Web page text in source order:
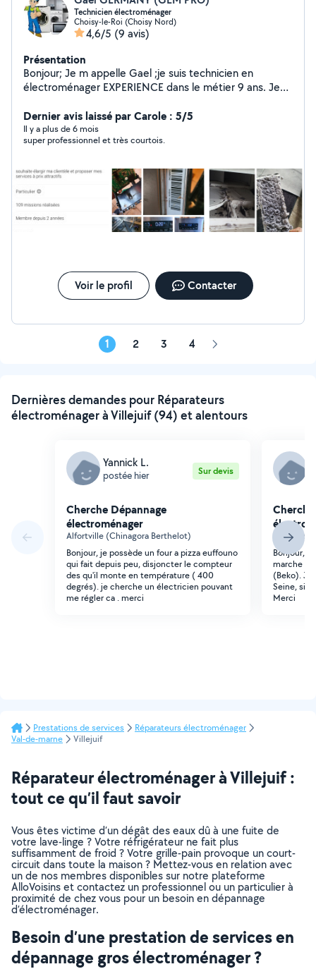
Technicien électroménager
Choisy-le-Roi (Choisy Nord)
4,6/5 (9 avis)
Présentation
Bonjour; Je m appelle Gael ;je suis technicien en
électroménager EXPERIENCE dans le métier 9 ans. Je
...site Web gem-pro réparation électroménager pour
contact Cdlt et A Bientôt pour votre électroménager
Dernier avis laissé par Carole : 5/5
Il y a plus de 6 mois
super professionnel et très courtois.
Voir le profil Contacter
1 2 3 4 Page
Dernières demandes pour Réparateurs
électroménager à Villejuif (94) et alentours
Yannick L.
postée hier Sur devis
Cherche Dépannage
électroménager
Alfortville (Chinagora Berthelot)
Bonjour, je possède un four a pizza euffouno
qui fait depuis peu, disjoncter le compteur
des qu'il monte en température ( 400
degrés). je cherche un électricien pouvant
me régler ca . merci
Vitry-sur-
Bonjour,
marche
(Beko).
Seine, si
Merci
Prestations de services
Réparateurs électroménager
Val-de-marne
Villejuif
Réparateur électroménager à Villejuif :
tout ce qu’il faut savoir
Vous êtes victime d’un dégât des eaux dû à une fuite de
votre lave-linge ? Votre réfrigérateur ne fait plus
suffisamment de froid ? Votre grille-pain provoque un court-
circuit dans toute la maison ? Mettez-vous en relation avec
un de nos membres disponibles sur notre plateforme
AlloVoisins et contactez un professionnel ou un particulier à
proximité de chez vous pour un besoin en dépannage
d’électroménager.
Besoin d’une prestation de services en
dépannage gros électroménager ?